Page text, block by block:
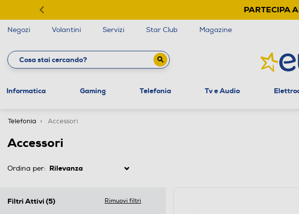
PARTECIPA
Negozi Volantini Servizi Star Club Magazine
Informatica Gaming Telefonia Tv e Audio
Telefonia Accessori
Accessori
Ordina per:
Filtri Attivi (5) Rimuovi filtri